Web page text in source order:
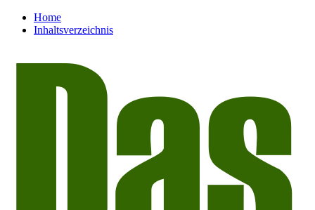
Home
Inhaltsverzeichnis